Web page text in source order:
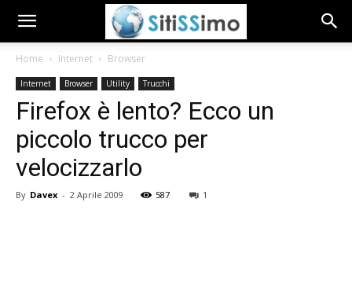
Home Internet Browser
Internet Browser Utility Trucchi
Firefox è lento? Ecco un
piccolo trucco per
velocizzarlo
By Davex - 2 Aprile 2009 587 1